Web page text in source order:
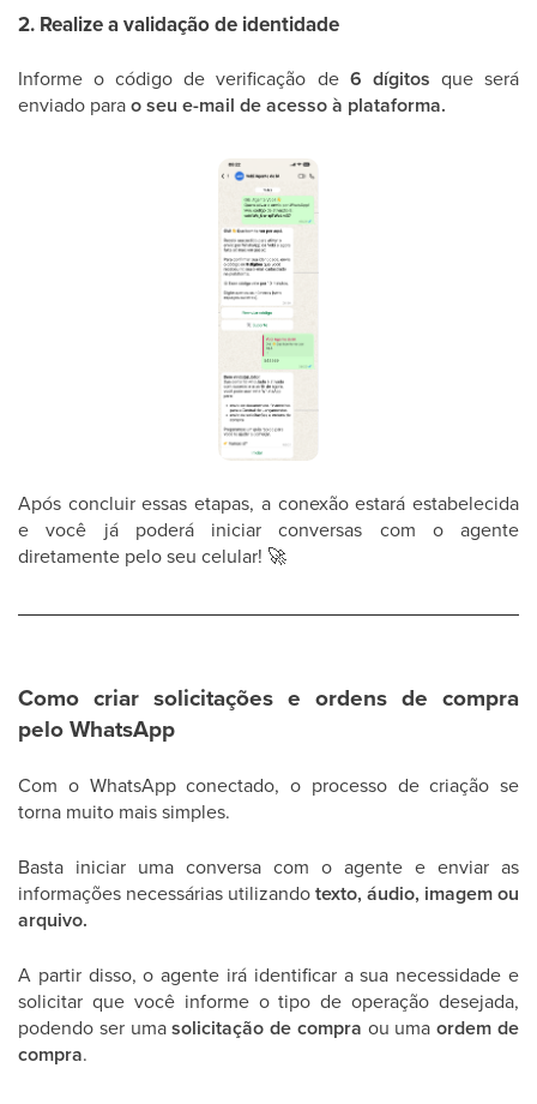
2. Realize a validação de identidade
Informe o código de verificação de 6 dígitos que será
enviado parao seu e-mail de acesso à plataforma.
Após concluir essas etapas, a conexão estará estabelecida
e você já poderá iniciar conversas com o agente
diretamente pelo seu celular! 🚀
Como criar solicitações e ordens de compra
pelo WhatsApp
Com o WhatsApp conectado, o processo de criação se
torna muito mais simples.
Basta iniciar uma conversa com o agente e enviar as
informações necessárias utilizandotexto, áudio, imagem ou
arquivo.
A partir disso, o agente irá identificar a sua necessidade e
solicitar que você informe o tipo de operação desejada,
podendo ser umasolicitação de compra ou umaordem de
compra.